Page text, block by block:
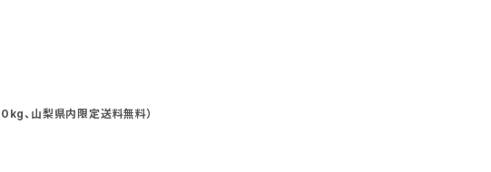
、山梨県内限定送料無料）